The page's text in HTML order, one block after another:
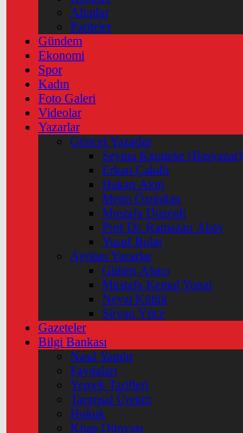
Altınlar
Pariteler
Gündem
Ekonomi
Spor
Kadın
Foto Galeri
Videolar
Yazarlar
Güncel Yazarlar
Şeyma Karateke (Başyazar)
Erkan Çakıllı
Hakan Akın
Metin Özdoğan
Mustafa Düzenli
Prof Dr. Ramazan Abay
Yusuf Bolat
Ayrılan Yazarlar
Gülten Abacı
Mustafa Kemal Yonat
Neval Kütük
Şirvan Yüce
Gazeteler
Bilgi Bankası
Nasıl Yapılır
Faydaları
Yemek Tarifleri
Tarımsal Üretim
Hukuk
Kitap Dünyası